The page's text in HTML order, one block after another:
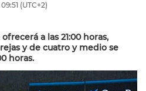
09:51 (UTC+2)
a las 21:00 horas,
y de cuatro y medio se
horas.